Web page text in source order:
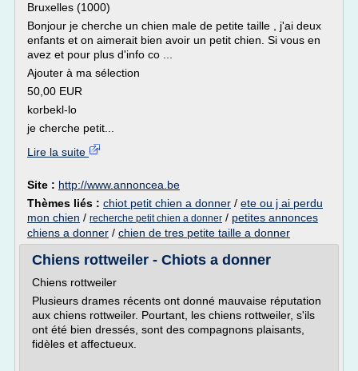
Bruxelles (1000)
Bonjour je cherche un chien male de petite taille , j'ai deux
enfants et on aimerait bien avoir un petit chien. Si vous en
avez et pour plus d'info co ...
Ajouter à ma sélection
50,00 EUR
korbekl-lo
je cherche petit...
Lire la suite
Site : http://www.annoncea.be
Thèmes liés : chiot petit chien a donner / ete ou j ai perdu
mon chien / recherche petit chien a donner / petites annonces
chiens a donner / chien de tres petite taille a donner
Chiens rottweiler - Chiots a donner
Chiens rottweiler
Plusieurs drames récents ont donné mauvaise réputation
aux chiens rottweiler. Pourtant, les chiens rottweiler, s'ils
ont été bien dressés, sont des compagnons plaisants,
fidèles et affectueux.